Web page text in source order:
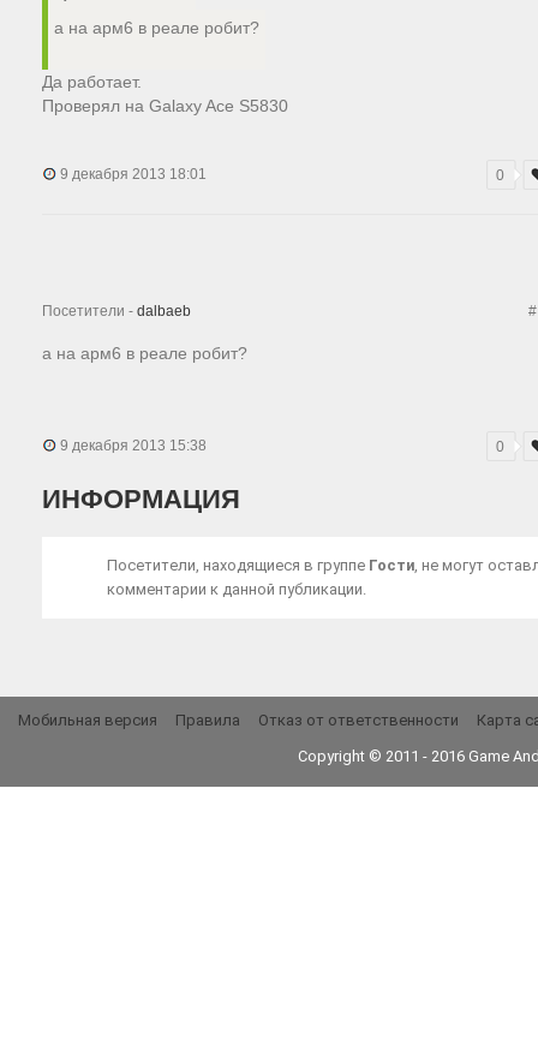
а на арм6 в реале робит?
Да работает.
Проверял на Galaxy Ace S5830
9 декабря 2013 18:01 0
Посетители - dalbaeb
а на арм6 в реале робит?
9 декабря 2013 15:38 0
ИНФОРМАЦИЯ
Посетители, находящиеся в группе Гости, не могут
комментарии к данной публикации.
Мобильная версия Правила Отказ от ответственности
Карта
Copyright © 2011 - 2016 Game